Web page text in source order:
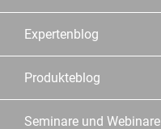
Expertenblog
Produkteblog
Seminare und Webinare